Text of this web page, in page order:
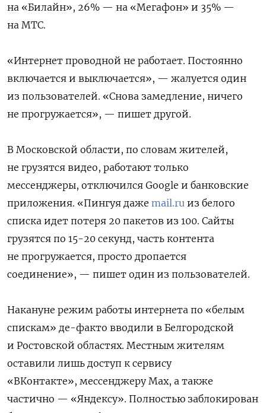
на «Билайн», 26% — на «Мегафон» и 35% —
на МТС.
«Интернет проводной не работает. Постоянно
включается и выключается», — жалуется один
из пользователей. «Снова замедление, ничего
не прогружается», — пишет другой.
В Московской области, по словам жителей,
не грузятся видео, работают только
мессенджеры, отключился Google и банковские
приложения. «Пингуя даже mail.ru из белого
списка идет потеря 20 пакетов из 100. Сайты
грузятся по 15-20 секунд, часть контента
не прогружается, просто дропается
соединение», — пишет один из пользователей.
Накануне режим работы интернета по «белым
спискам» де-факто вводили в Белгородской
и Ростовской областях. Местным жителям
оставили лишь доступ к сервису
«ВКонтакте», мессенджеру Max, а также
частично — «Яндексу». Полностью заблокирован